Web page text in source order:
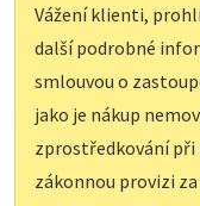
Vážení klienti,
další podrobné
smlouvou o
jako je nákup
zprostředkování
zákonnou provizi za